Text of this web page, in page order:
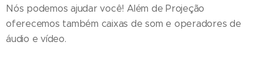
Nós podemos ajudar você! Além de Projeção
oferecemos também caixas de som e operadores de
áudio e vídeo.